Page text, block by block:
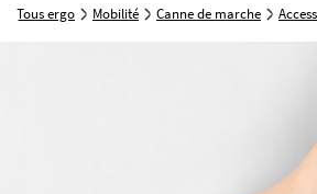
Tous ergo Mobilité Canne de marche